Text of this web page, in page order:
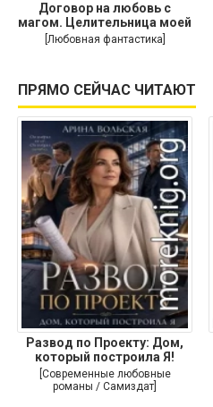
Договор на любовь с
магом. Целительница моей
души
[Любовная фантастика]
ПРЯМО СЕЙЧАС ЧИТАЮТ
Развод по Проекту: Дом,
который построила Я!
[Современные любовные
романы / Самиздат]